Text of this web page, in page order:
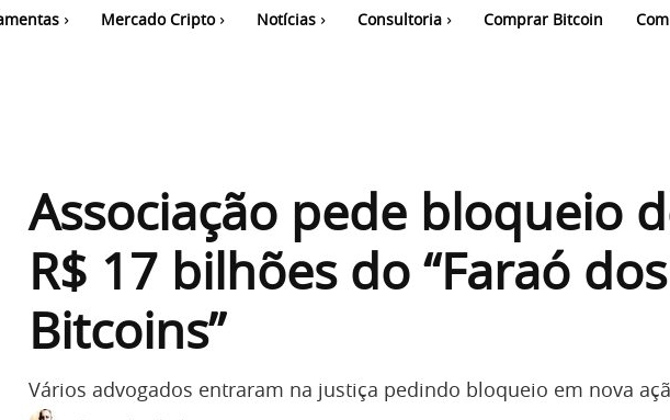
Mercado Cripto Notícias Consultoria Comprar Bitcoin
Associação pede bloqueio
R$ 17 bilhões do “Faraó dos
Bitcoins”
Vários advogados entraram na justiça pedindo bloqueio em nova